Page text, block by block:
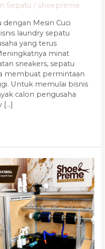
Sepatu / shoepreme
dengan Mesin Cuci
laundry sepatu
yang terus
minat
sneakers, sepatu
membuat permintaan
Untuk memulai bisnis
calon pengusaha
[…]